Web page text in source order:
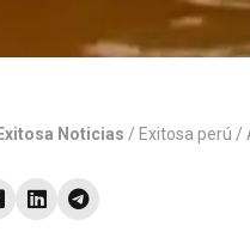
Exitosa Noticias / Exitosa perú /